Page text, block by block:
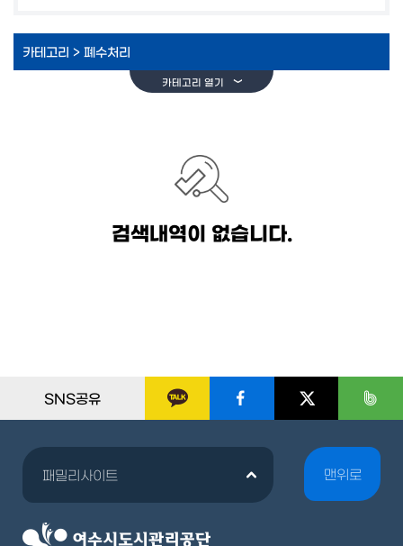
카테고리 > 폐수처리
카테고리 열기
검색내역이 없습니다.
SNS공유
패밀리사이트 맨위로